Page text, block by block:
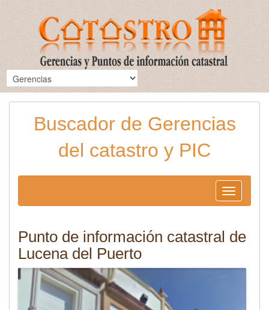
Buscador de Gerencias
del catastro y PIC
Toggle
navigation
Punto de información catastral de
Lucena del Puerto